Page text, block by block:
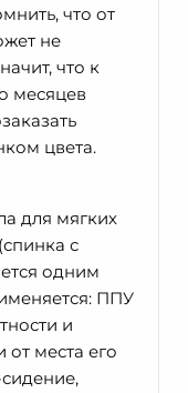
что от
не
что к
месяцев
цвета.
для мягких
с
одним
ППУ
и
от места его